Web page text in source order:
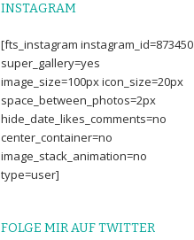
INSTAGRAM
[fts_instagram instagram_id=873450
super_gallery=yes
image_size=100px icon_size=20px
space_between_photos=2px
hide_date_likes_comments=no
center_container=no
image_stack_animation=no
type=user]
FOLGE MIR AUF TWITTER